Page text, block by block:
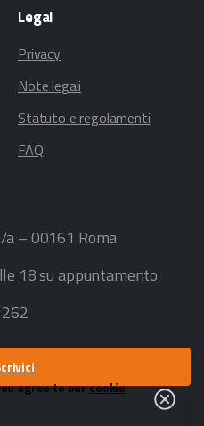
Legal
Privacy
Note legali
Statuto e regolamenti
FAQ
a – 00161 Roma
18 su appuntamento
agree to ourcookie
Close